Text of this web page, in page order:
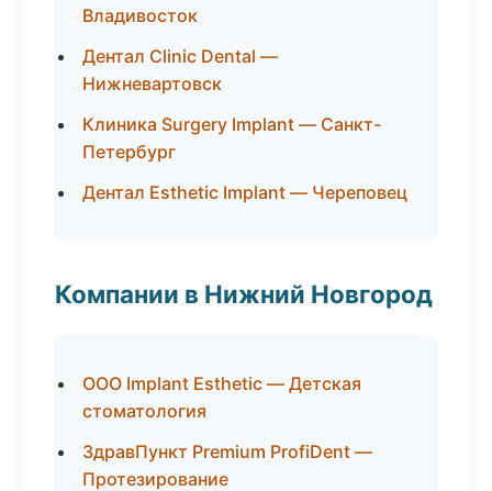
Владивосток
Дентал Clinic Dental —
Нижневартовск
Клиника Surgery Implant — Санкт-
Петербург
Дентал Esthetic Implant — Череповец
Компании в Нижний Новгород
ООО Implant Esthetic — Детская
стоматология
ЗдравПункт Premium ProfiDent —
Протезирование